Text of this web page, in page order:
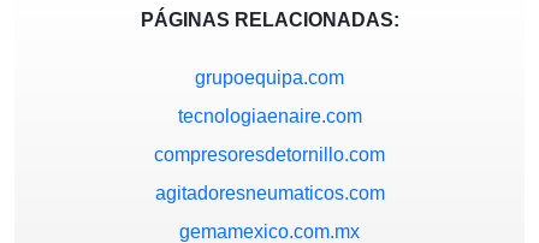
PÁGINAS RELACIONADAS:
grupoequipa.com
tecnologiaenaire.com
compresoresdetornillo.com
agitadoresneumaticos.com
gemamexico.com.mx